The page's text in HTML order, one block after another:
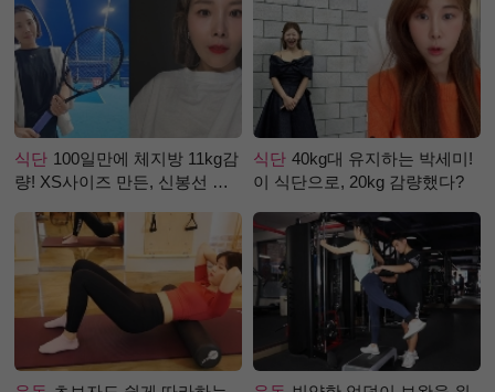
식단 100일만에 체지방 11kg감
량! XS사이즈 만든, 신봉선 식
식단 40kg대 유지하는 박세미!
이 식단으로, 20kg 감량했다?